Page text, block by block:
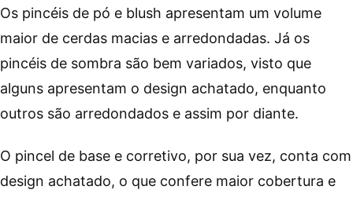
Os pincéis de pó e blush apresentam um volume
maior de cerdas macias e arredondadas. Já os
pincéis de sombra são bem variados, visto que
alguns apresentam o design achatado, enquanto
outros são arredondados e assim por diante.
O pincel de base e corretivo, por sua vez, conta com
design achatado, o que confere maior cobertura e